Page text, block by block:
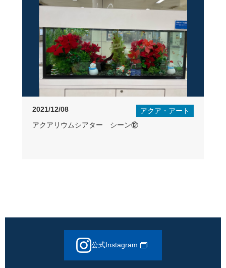
2021/12/08
アクア・アート
アクアリウムシアター シーン⑫
公式Instagram